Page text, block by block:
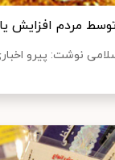
مردم افزایش
نوشت: پیرو